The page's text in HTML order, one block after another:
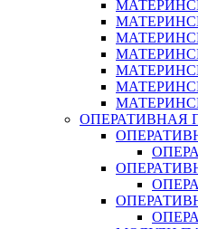
ОПЕРАТИВНАЯ